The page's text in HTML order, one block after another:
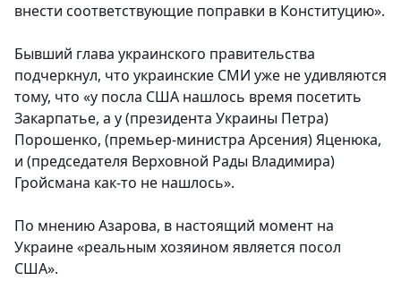
внести соответствующие поправки в Конституцию».
Бывший глава украинского правительства
подчеркнул, что украинские СМИ уже не удивляются
тому, что «у посла США нашлось время посетить
Закарпатье, а у (президента Украины Петра)
Порошенко, (премьер-министра Арсения) Яценюка,
и (председателя Верховной Рады Владимира)
Гройсмана как-то не нашлось».
По мнению Азарова, в настоящий момент на
Украине «реальным хозяином является посол
США».